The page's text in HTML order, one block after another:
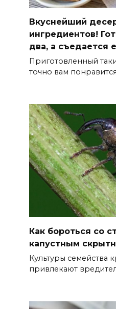
Вкуснейший
ингредиентов!
два, а съедается
Приготовленный
точно вам понравится
Как бороться со
капустным
Культуры семейства
привлекают